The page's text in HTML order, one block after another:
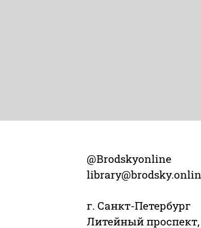
@Brodskyonline
г. Санкт-Петербург
Литейный проспект,